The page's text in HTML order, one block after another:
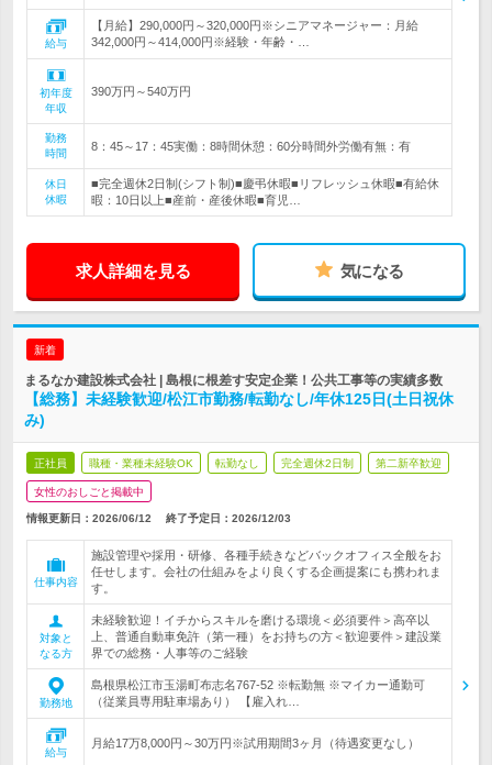
給与
【月給】290,000円～320,000円※シニアマネージャー：月給
342,000円～414,000円※経験・年齢・…
初年度
年収
390万円～540万円
勤務
時間
8：45～17：45実働：8時間休憩：60分時間外労働有無：有
休日
休暇
■完全週休2日制(シフト制)■慶弔休暇■リフレッシュ休暇■有給休
暇：10日以上■産前・産後休暇■育児…
求人詳細を見る 気になる
新着
まるなか建設株式会社 | 島根に根差す安定企業！公共工事等の実績多数
【総務】未経験歓迎/松江市勤務/転勤なし/年休125日(土日祝休
み)
正社員 職種・業種未経験OK 転勤なし 完全週休2日制 第二新卒歓迎
女性のおしごと掲載中
情報更新日：2026/06/12 終了予定日： 2026/12/03
仕事内容
施設管理や採用・研修、各種手続きなどバックオフィス全般をお
任せします。会社の仕組みをより良くする企画提案にも携われま
す。
対象と
なる方
未経験歓迎！イチからスキルを磨ける環境＜必須要件＞高卒以
上、普通自動車免許（第一種）をお持ちの方＜歓迎要件＞建設業
界での総務・人事等のご経験
勤務地
島根県松江市玉湯町布志名767-52 ※転勤無 ※マイカー通勤可
（従業員専用駐車場あり） 【雇入れ…
給与
月給17万8,000円～30万円※試用期間3ヶ月（待遇変更なし）